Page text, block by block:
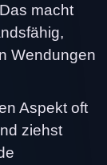
macht
Wendungen
Aspekt oft
ziehst